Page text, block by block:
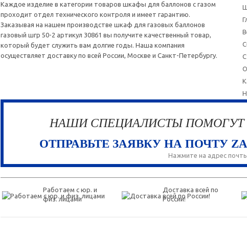
Каждое изделие в категории товаров шкафы для баллонов с газом
проходит отдел технического контроля и имеет гарантию.
Заказывая на нашем производстве шкаф для газовых баллонов
газовый шгр 50-2 артикул 30861 вы получите качественный товар,
который будет служить вам долгие годы. Наша компания
осуществляет доставку по всей России, Москве и Санкт-Петербургу.
НАШИ СПЕЦИАЛИСТЫ
ОТПРАВЬТЕ ЗАЯВКУ НА ПОЧТУ
Нажмите на адрес
Работаем с юр. и
физ. лицами
Доставка всей по
России!